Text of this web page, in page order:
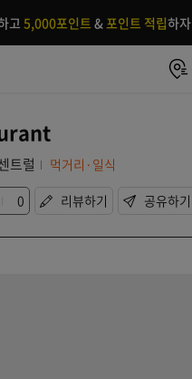
고 5,000포인트 &포인트 적립하자
트럴
먹거리·일식
0 리뷰하기 공유하기